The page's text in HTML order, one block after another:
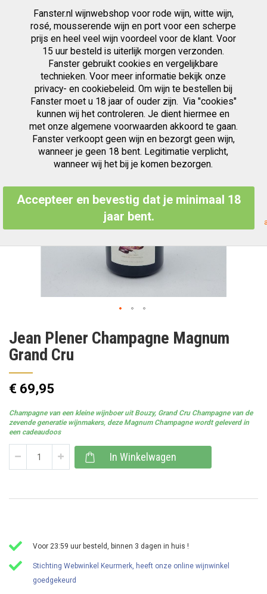
Fanster.nl wijnwebshop voor rode wijn, witte wijn,
rosé, mousserende wijn en port voor een scherpe
prijs en heel veel wijn voordeel voor de klant. Voor
15 uur besteld is uiterlijk morgen verzonden.
Fanster gebruikt cookies en vergelijkbare
technieken. Voor meer informatie bekijk onze
privacy- en cookiebeleid. Om wijn te bestellen bij
Fanster moet u 18 jaar of ouder zijn. Via "cookies"
kunnen wij het controleren. Je dient hiermee en
met onze algemene voorwaarden akkoord te gaan.
Fanster verkoopt geen wijn en bezorgt geen wijn,
wanneer je geen 18 bent. Legitimatie verplicht,
wanneer wij het bij je komen bezorgen.
Accepteer en bevestig dat je minimaal 18
jaar bent.
Zoek
inhoud
afbeeldingen-
gallerij
naar
het
begin
de
afbeeldingen-
Jean Plener Champagne Magnum
Grand Cru
€ 69,95
Champagne van een kleine wijnboer uit Bouzy, Grand Cru Champagne van de
zevende generatie wijnmakers, deze Magnum Champagne wordt geleverd in
een cadeaudoos
In Winkelwagen
Voor 23:59 uur besteld, binnen 3 dagen in huis !
Stichting Webwinkel Keurmerk, heeft onze online wijnwinkel
goedgekeurd